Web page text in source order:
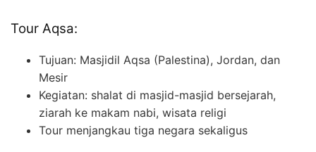
Tour Aqsa:
Tujuan: Masjidil Aqsa (Palestina), Jordan, dan
Mesir
Kegiatan: shalat di masjid-masjid bersejarah,
ziarah ke makam nabi, wisata religi
Tour menjangkau tiga negara sekaligus